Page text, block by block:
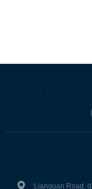
:Lianquan Road,